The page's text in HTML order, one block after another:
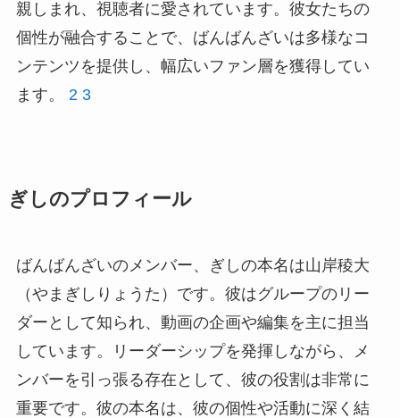
親しまれ、視聴者に愛されています。彼女たちの
個性が融合することで、ばんばんざいは多様なコ
ンテンツを提供し、幅広いファン層を獲得してい
ます。 2 3
ぎしのプロフィール
ばんばんざいのメンバー、ぎしの本名は山岸稜大
（やまぎしりょうた）です。彼はグループのリー
ダーとして知られ、動画の企画や編集を主に担当
しています。リーダーシップを発揮しながら、メ
ンバーを引っ張る存在として、彼の役割は非常に
重要です。彼の本名は、彼の個性や活動に深く結